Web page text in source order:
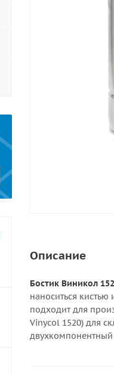
Описание
Бостик Виникол
наноситься
подходит для
Vinycol 1520) для
двухкомпонентный